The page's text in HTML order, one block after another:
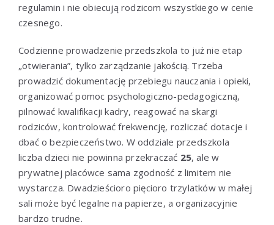
regulamin i nie obiecują rodzicom wszystkiego w cenie
czesnego.
Codzienne prowadzenie przedszkola to już nie etap
„otwierania”, tylko zarządzanie jakością. Trzeba
prowadzić dokumentację przebiegu nauczania i opieki,
organizować pomoc psychologiczno-pedagogiczną,
pilnować kwalifikacji kadry, reagować na skargi
rodziców, kontrolować frekwencję, rozliczać dotacje i
dbać o bezpieczeństwo. W oddziale przedszkola
liczba dzieci nie powinna przekraczać 25, ale w
prywatnej placówce sama zgodność z limitem nie
wystarcza. Dwadzieścioro pięcioro trzylatków w małej
sali może być legalne na papierze, a organizacyjnie
bardzo trudne.